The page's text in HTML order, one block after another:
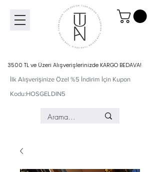
3500 TL ve Üzeri Alışverişlerinizde KARGO BEDAVA!
İlk Alışverişinize Özel %5 İndirim İçin Kupon
Kodu:HOSGELDIN5